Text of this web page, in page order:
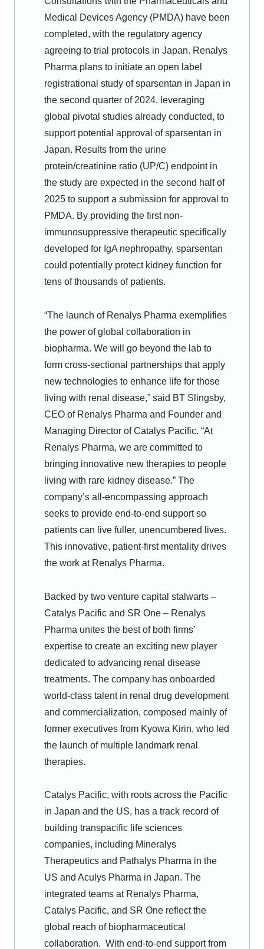
Medical Devices Agency (PMDA) have been
completed, with the regulatory agency
agreeing to trial protocols in Japan. Renalys
Pharma plans to initiate an open label
registrational study of sparsentan in Japan in
the second quarter of 2024, leveraging
global pivotal studies already conducted, to
support potential approval of sparsentan in
Japan. Results from the urine
protein/creatinine ratio (UP/C) endpoint in
the study are expected in the second half of
2025 to support a submission for approval to
PMDA. By providing the first non-
immunosuppressive therapeutic specifically
developed for IgA nephropathy, sparsentan
could potentially protect kidney function for
tens of thousands of patients.
“The launch of Renalys Pharma exemplifies
the power of global collaboration in
biopharma. We will go beyond the lab to
form cross-sectional partnerships that apply
new technologies to enhance life for those
living with renal disease,” said BT Slingsby,
CEO of Renalys Pharma and Founder and
Managing Director of Catalys Pacific. “At
Renalys Pharma, we are committed to
bringing innovative new therapies to people
living with rare kidney disease.” The
company’s all-encompassing approach
seeks to provide end-to-end support so
patients can live fuller, unencumbered lives.
This innovative, patient-first mentality drives
the work at Renalys Pharma.
Backed by two venture capital stalwarts –
Catalys Pacific and SR One – Renalys
Pharma unites the best of both firms’
expertise to create an exciting new player
dedicated to advancing renal disease
treatments. The company has onboarded
world-class talent in renal drug development
and commercialization, composed mainly of
former executives from Kyowa Kirin, who led
the launch of multiple landmark renal
therapies.
Catalys Pacific, with roots across the Pacific
in Japan and the US, has a track record of
building transpacific life sciences
companies, including Mineralys
Therapeutics and Pathalys Pharma in the
US and Aculys Pharma in Japan. The
integrated teams at Renalys Pharma,
Catalys Pacific, and SR One reflect the
global reach of biopharmaceutical
collaboration. With end-to-end support from